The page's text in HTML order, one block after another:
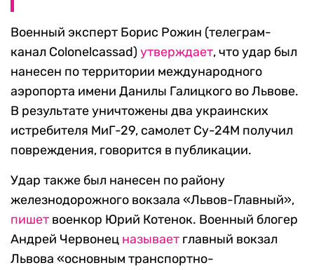
Военный эксперт Борис Рожин (телеграм-
канал Colonelcassad) утверждает, что удар был
нанесен по территории международного
аэропорта имени Данилы Галицкого во Львове.
В результате уничтожены два украинских
истребителя МиГ-29, самолет Су-24М получил
повреждения, говорится в публикации.
Удар также был нанесен по району
железнодорожного вокзала «Львов-Главный»,
пишет военкор Юрий Котенок. Военный блогер
Андрей Червонец называет главный вокзал
Львова «основным транспортно-